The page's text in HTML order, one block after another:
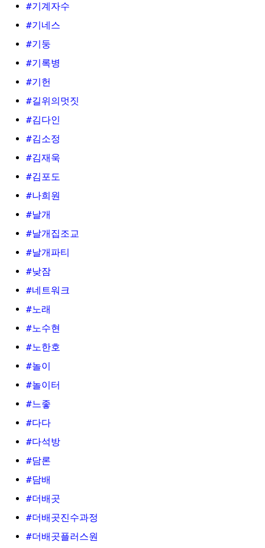
#기계자수
#기네스
#기둥
#기록병
#기헌
#길위의멋짓
#김다인
#김소정
#김재욱
#김포도
#나희원
#날개
#날개집조교
#날개파티
#낮잠
#네트워크
#노래
#노수현
#노한호
#놀이
#놀이터
#느좋
#다다
#다석방
#담론
#담배
#더배곳
#더배곳진수과정
#더배곳플러스원